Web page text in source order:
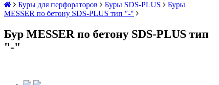
Буры для перфораторов
Буры SDS-PLUS
Буры
MESSER по бетону SDS-PLUS тип "-"
Бур MESSER по бетону SDS-PLUS тип
"-"